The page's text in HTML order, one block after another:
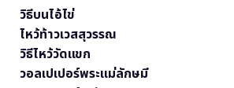
วิธีบนไอ้ไข่
ไหว้ท้าวเวสสุวรรณ
วิธีไหว้วัดแขก
วอลเปเปอร์พระแม่ลักษมี